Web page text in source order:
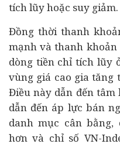
tích lũy hoặc suy giảm.
Đồng thời thanh
mạnh và thanh
dòng tiền chỉ tích lũy
vùng giá cao gia tăng
Điều này dẫn đến tâm
dẫn đến áp lực bán
danh mục cân
hơn và chỉ số VN-